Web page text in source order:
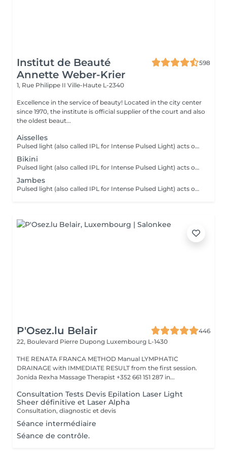
Institut de Beauté
Annette Weber-Krier
598
1, Rue Philippe II Ville-Haute L-2340
Excellence in the service of beauty! Located in the city center
since 1970, the institute is official supplier of the court and also
the oldest beaut...
Aisselles
Pulsed light (also called IPL for Intense Pulsed Light) acts on the hair by sending a light that will be absorbed by the black pigment of the hair. Locally pulsed light turns into heat. It is this thermal reaction at the root of the hair (the bulb) which alters and slows down regrowth. From the first sessions, the hairs fall out and grow back less and less.
Bikini
Pulsed light (also called IPL for Intense Pulsed Light) acts on the hair by sending a light that will be absorbed by the black pigment of the hair. Locally pulsed light turns into heat. It is this thermal reaction at the root of the hair (the bulb) which alters and slows down regrowth. From the first sessions, the hairs fall out and grow back less and less.
Jambes
Pulsed light (also called IPL for Intense Pulsed Light) acts on the hair by sending a light that will be absorbed by the black pigment of the hair. Locally pulsed light turns into heat. It is this thermal reaction at the root of the hair (the bulb) which alters and slows down regrowth. From the first sessions, the hairs fall out and grow back less and less.
P'Osez.lu Belair
446
22, Boulevard Pierre Dupong Luxembourg L-1430
THE RENATA FRANCA METHOD Manual LYMPHATIC
DRAINAGE with IMMEDIATE RESULT from the first session.
Jonida Rexha Massage Therapist +352 661 151 287 in...
Consultation Tests Devis Epilation Laser Light
Sheer définitive et Laser Alpha
Consultation, diagnostic et devis
Séance intermédiaire
Séance de contrôle.